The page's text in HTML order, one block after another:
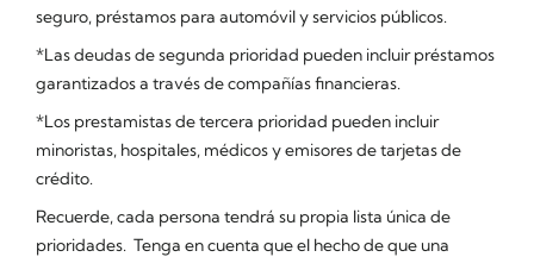
seguro, préstamos para automóvil y servicios públicos.
*Las deudas de segunda prioridad pueden incluir préstamos
garantizados a través de compañías financieras.
*Los prestamistas de tercera prioridad pueden incluir
minoristas, hospitales, médicos y emisores de tarjetas de
crédito.
Recuerde, cada persona tendrá su propia lista única de
prioridades. Tenga en cuenta que el hecho de que una